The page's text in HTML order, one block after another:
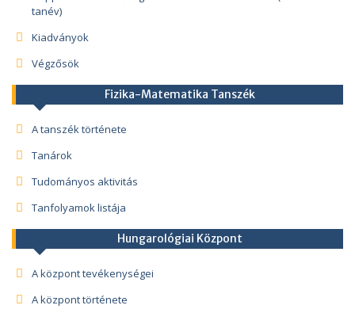
tanév)
Kiadványok
Végzősök
Fizika-Matematika Tanszék
A tanszék története
Tanárok
Tudományos aktivitás
Tanfolyamok listája
Hungarológiai Központ
A központ tevékenységei
A központ története